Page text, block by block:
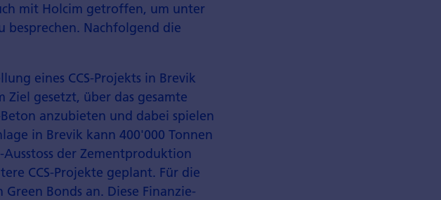
mit Holcim getroffen, um unter
besprechen. Nachfolgend die
eines CCS-Projekts in Brevik
Ziel gesetzt, über das gesamte
anzubieten und dabei spielen
in Brevik kann 400'000 Tonnen
-Ausstoss der Zementproduktion
CCS-Projekte geplant. Für die
Bonds an. Diese Finanzie­